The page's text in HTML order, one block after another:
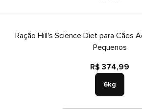
Ração Hill's Science Diet para Cães
Pequenos
R$ 374,99
6kg